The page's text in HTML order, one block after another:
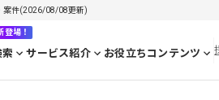
案件(2026/08/08更新)
登場！
サービス紹介 お役立ちコンテンツ